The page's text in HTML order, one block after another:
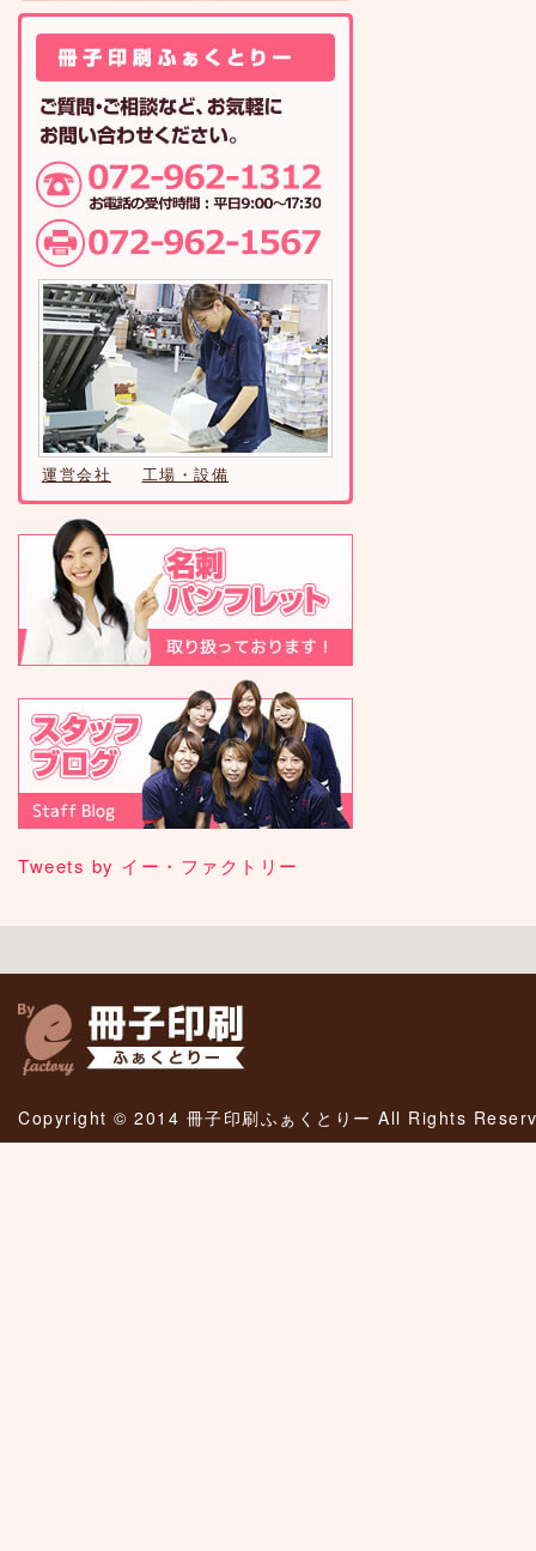
運営会社 工場・設備
Tweets by イー・ファクトリー
Copyright © 2014 冊子印刷ふぁくとりー All Rights